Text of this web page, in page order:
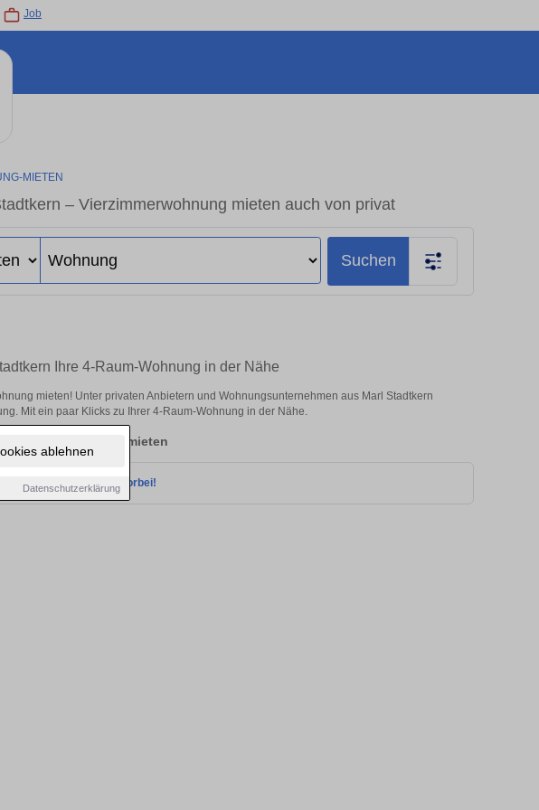
ablehnen
Datenschutzerklärung
Job
MIETEN
– Vierzimmerwohnung mieten auch von privat
Suchen
Ihre 4-Raum-Wohnung in der Nähe
mieten! Unter privaten Anbietern und Wohnungsunternehmen aus Marl Stadtkern
Mit ein paar Klicks zu Ihrer 4-Raum-Wohnung in der Nähe.
Wohnung zum mieten
Sie bald wieder vorbei!